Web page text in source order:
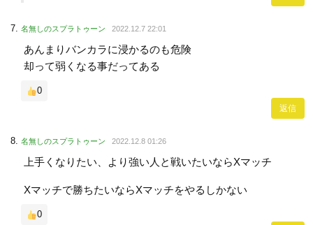
名無しのスプラトゥーン 2022.12.7 22:01
あんまりバンカラに浸かるのも危険
却って弱くなる事だってある
0
返信
名無しのスプラトゥーン 2022.12.8 01:26
上手くなりたい、より強い人と戦いたいならXマッチ
Xマッチで勝ちたいならXマッチをやるしかない
0